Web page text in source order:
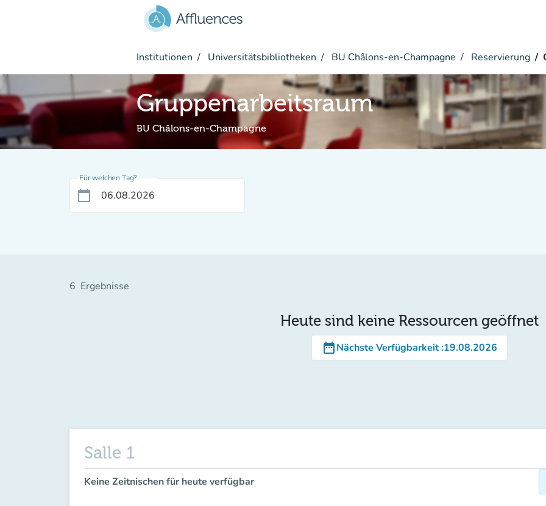
Institutionen Universitätsbibliotheken BU Châlons-en-Champagne Reservierung
Gruppenarbeitsraum
BU Châlons-en-Champagne
Für welchen Tag?
calendar_today
6 Ergebnisse
Heute sind keine Ressourcen geöffnet
date_rangeNächste Verfügbarkeit:19.08.2026
Salle 1
Keine Zeitnischen für heute verfügbar